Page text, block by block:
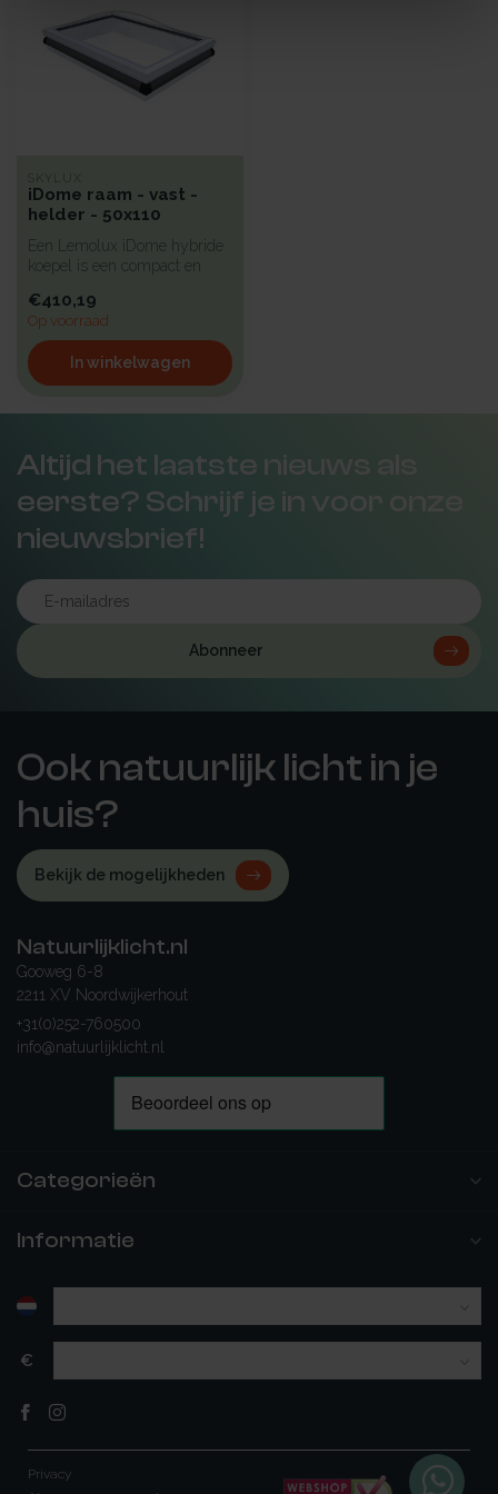
SKYLUX
iDome raam - vast -
helder - 50x110
Een Lemolux iDome hybride
koepel is een compact en
v...
€410,19
Op voorraad
In winkelwagen
Altijd het laatste nieuws als
eerste? Schrijf je in voor onze
nieuwsbrief!
Abonneer
Ook natuurlijk licht in je
huis?
Bekijk de mogelijkheden
Natuurlijklicht.nl
Gooweg 6-8
2211 XV Noordwijkerhout
+31(0)252-760500
info@natuurlijklicht.nl
Categorieën
Informatie
€
Privacy